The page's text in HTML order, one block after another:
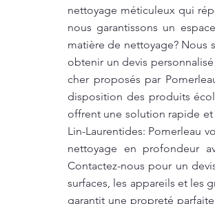
nettoyage méticuleux qui
nous garantissons un
matière de nettoyage? Nous
obtenir un devis
cher proposés par
disposition des produits
offrent une solution rapide
Lin-Laurentides: Pomerleau
nettoyage en profondeur
Contactez-nous pour un
surfaces, les appareils et les
garantit une propreté